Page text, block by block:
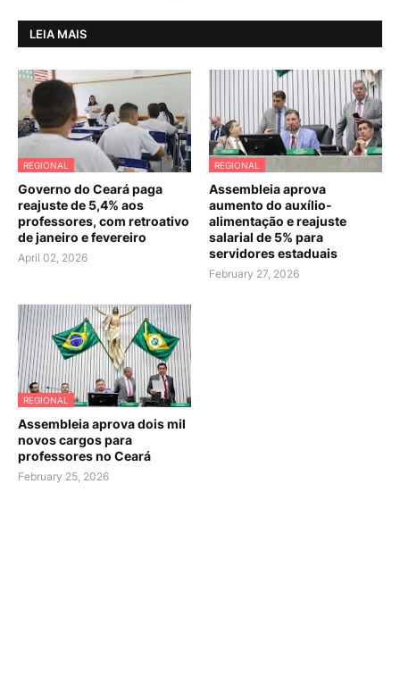
LEIA MAIS
REGIONAL
Governo do Ceará paga
reajuste de 5,4% aos
professores, com retroativo
de janeiro e fevereiro
April 02, 2026
REGIONAL
Assembleia aprova
aumento do auxílio-
alimentação e reajuste
salarial de 5% para
servidores estaduais
February 27, 2026
REGIONAL
Assembleia aprova dois mil
novos cargos para
professores no Ceará
February 25, 2026